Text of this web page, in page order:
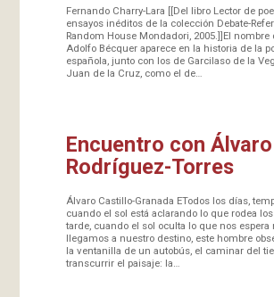
Fernando Charry-Lara [[Del libro Lector de
ensayos inéditos de la colección Debate-
Random House Mondadori, 2005.]]El nombre
Adolfo Bécquer aparece en la historia de la
española, junto con los de Garcilaso de la
Juan de la Cruz, como el de…
Encuentro con Álvaro
Rodríguez-Torres
Álvaro Castillo-Granada ETodos los días,
cuando el sol está aclarando lo que rodea
tarde, cuando el sol oculta lo que nos espera
llegamos a nuestro destino, este hombre
la ventanilla de un autobús, el caminar del
transcurrir el paisaje: la…